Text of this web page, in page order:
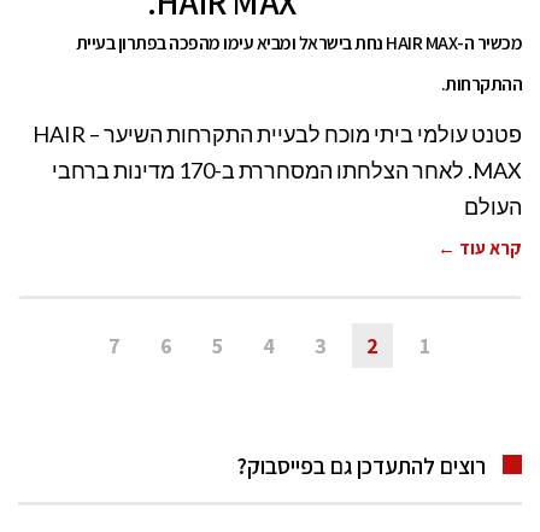
מכשיר ה-HAIR MAX נחת בישראל ומביא עימו מהפכה בפתרון בעיית
ההתקרחות.
פטנט עולמי ביתי מוכח לבעיית התקרחות השיער – HAIR
MAX. לאחר הצלחתו המסחררת ב-170 מדינות ברחבי
העולם
קרא עוד ←
1
2
3
4
5
6
7
רוצים להתעדכן גם בפייסבוק?